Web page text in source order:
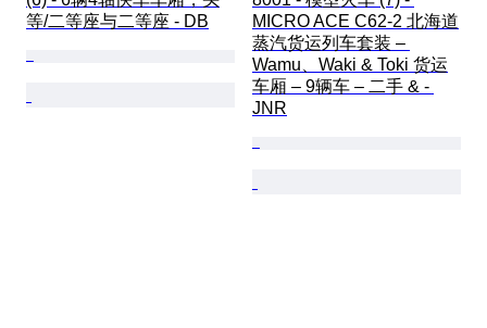
等/二等座与二等座 - DB
MICRO ACE C62-2 北海道
蒸汽货运列车套装 –
Wamu、Waki & Toki 货运
车厢 – 9辆车 – 二手 & -
JNR